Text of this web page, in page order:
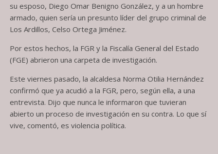
su esposo, Diego Omar Benigno González, y a un hombre
armado, quien sería un presunto líder del grupo criminal de
Los Ardillos, Celso Ortega Jiménez.
Por estos hechos, la FGR y la Fiscalía General del Estado
(FGE) abrieron una carpeta de investigación.
Este viernes pasado, la alcaldesa Norma Otilia Hernández
confirmó que ya acudió a la FGR, pero, según ella, a una
entrevista. Dijo que nunca le informaron que tuvieran
abierto un proceso de investigación en su contra. Lo que sí
vive, comentó, es violencia política.